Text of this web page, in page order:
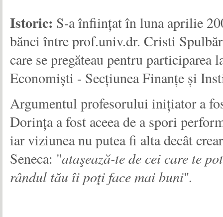
Istoric: S-a înființat în luna aprilie
bănci între prof.univ.dr. Cristi
care se pregăteau pentru
Economiști - Secțiunea Finanțe și
Argumentul profesorului inițiator a
Dorința a fost aceea de a spori
iar viziunea nu putea fi alta decât
Seneca: "ataşează-te de cei care te
rândul tău îi poţi face mai buni".